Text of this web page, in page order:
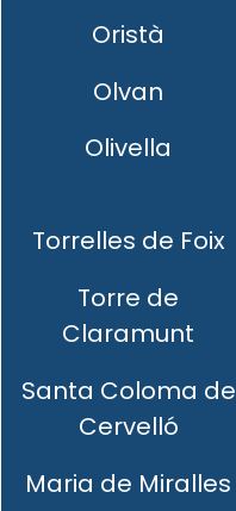
Oristà
Olvan
Olivella
Torrelles de Foix
Torre de
Claramunt
Santa Coloma de
Cervelló
Maria de Miralles